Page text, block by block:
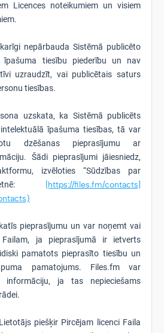
Licences noteikumiem un visiem
nepārbauda Sistēmā publicēto
īpašuma tiesību piederību un nav
uzraudzīt, vai publicētais saturs
tiesības.
uzskata, ka Sistēmā publicēts
īpašuma tiesības, tā var
dzēšanas pieprasījumu ar
Šādi pieprasījumi jāiesniedz,
izvēloties “Sūdzības par
[https://files.fm/contacts]
pieprasījumu un var noņemt vai
ja pieprasījumā ir ietverts
pamatots pieprasīto tiesību un
pamatojums. Files.fm var
informāciju, ja tas nepieciešams
piešķir Pircējam licenci Faila